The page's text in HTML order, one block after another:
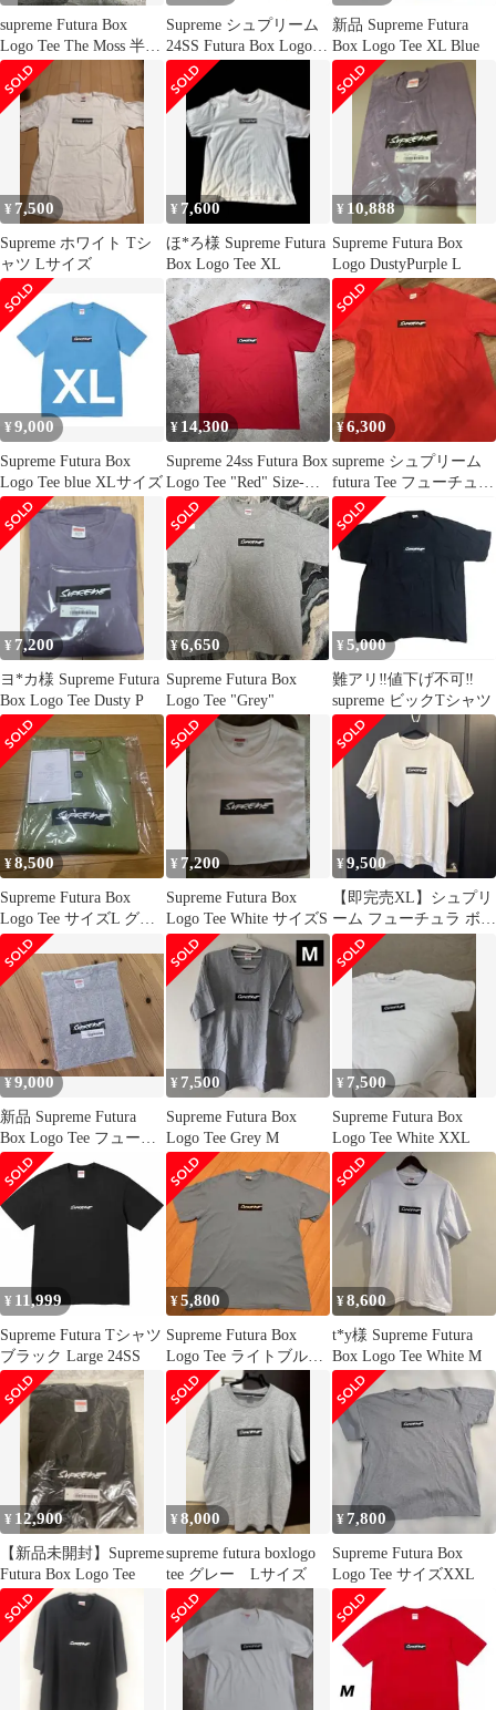
supreme Futura Box
Logo Tee The Moss 半袖
Tシャツ サイズXL以上
モスグリーン
Supreme シュプリーム
24SS Futura Box Logo
Tee Moss フューチュラ
ボックス ロゴ 半袖 Tシ
ャツ ライトグリーン系
L【中古】
新品 Supreme Futura
Box Logo Tee XL Blue
¥ 7,500
Supreme ホワイト Tシ
ャツ Lサイズ
¥ 7,600
ほ*ろ様 Supreme Futura
Box Logo Tee XL
¥ 10,888
Supreme Futura Box
Logo DustyPurple L
¥9,000
Supreme Futura Box
Logo Tee blue XLサイズ
¥ 14,300
Supreme 24ss Futura Box
Logo Tee "Red" Size-XL
シュプリーム フューチ
ュラ ボックスロゴ 半袖
Tシャツ 心斎橋店
¥6,300
supreme シュプリーム
futura Tee フューチュラ
Tシャツ
¥ 7,200
ヨ*カ様 Supreme Futura
Box Logo Tee Dusty P
¥6,650
Supreme Futura Box
Logo Tee "Grey"
¥ 5,000
難アリ‼️値下げ不可‼️
supreme ビックTシャツ
¥8,500
Supreme Futura Box
Logo Tee サイズL グリ
ーン
¥ 7,200
Supreme Futura Box
Logo Tee White サイズS
¥9,500
【即完売XL】シュプリ
ーム フューチュラ ボッ
クスロゴ Tシャツ 白
¥9,000
新品 Supreme Futura
Box Logo Tee フューチ
ュラ
¥ 7,500
Supreme Futura Box
Logo Tee Grey M
¥ 7,500
Supreme Futura Box
Logo Tee White XXL
¥ 11,999
Supreme Futura Tシャツ
ブラック Large 24SS
¥5,800
Supreme Futura Box
Logo Tee ライトブル
ー M
¥8,600
t*y様 Supreme Futura
Box Logo Tee White M
¥ 12,900
【新品未開封】Supreme
Futura Box Logo Tee
¥8,000
supreme futura boxlogo
tee グレー Lサイズ
¥7,800
Supreme Futura Box
Logo Tee サイズXXL